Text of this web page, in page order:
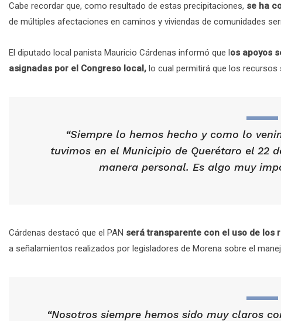
Cabe recordar que, como resultado de estas precipitaciones, se ha
de múltiples afectaciones en caminos y viviendas de comunidades
El diputado local panista Mauricio Cárdenas informó que los apoyos
asignadas por el Congreso local, lo cual permitirá que los recursos
“Siempre lo hemos hecho y como lo
tuvimos en el Municipio de Querétaro el 22
manera personal. Es algo muy
Cárdenas destacó que el PAN será transparente con el uso de los
a señalamientos realizados por legisladores de Morena sobre el
“Nosotros siempre hemos sido muy claros